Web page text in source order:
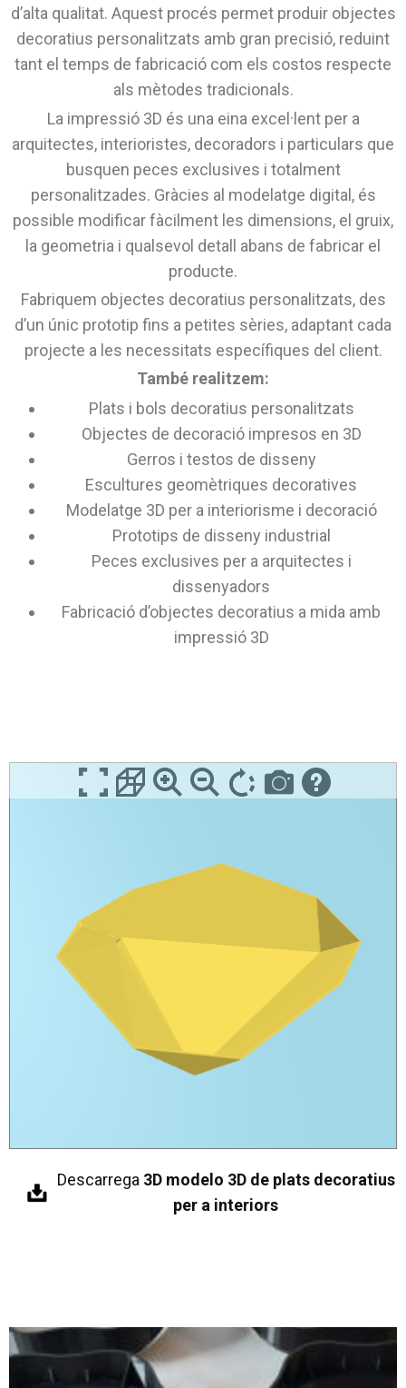
d’alta qualitat. Aquest procés permet produir objectes
decoratius personalitzats amb gran precisió, reduint
tant el temps de fabricació com els costos respecte
als mètodes tradicionals.
La impressió 3D és una eina excel·lent per a
arquitectes, interioristes, decoradors i particulars que
busquen peces exclusives i totalment
personalitzades. Gràcies al modelatge digital, és
possible modificar fàcilment les dimensions, el gruix,
la geometria i qualsevol detall abans de fabricar el
producte.
Fabriquem objectes decoratius personalitzats, des
d’un únic prototip fins a petites sèries, adaptant cada
projecte a les necessitats específiques del client.
També realitzem:
Plats i bols decoratius personalitzats
Objectes de decoració impresos en 3D
Gerros i testos de disseny
Escultures geomètriques decoratives
Modelatge 3D per a interiorisme i decoració
Prototips de disseny industrial
Peces exclusives per a arquitectes i
dissenyadors
Fabricació d’objectes decoratius a mida amb
impressió 3D
Descarrega 3D modelo 3D de plats decoratius
per a interiors